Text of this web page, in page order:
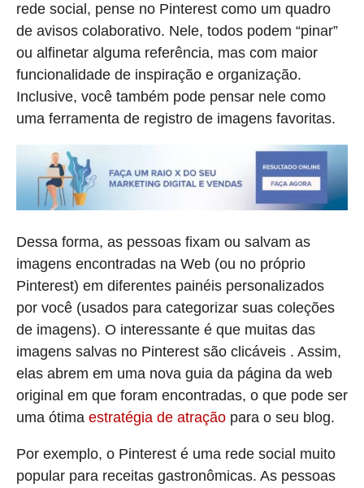
rede social, pense no Pinterest como um quadro
de avisos colaborativo. Nele, todos podem “pinar”
ou alfinetar alguma referência, mas com maior
funcionalidade de inspiração e organização.
Inclusive, você também pode pensar nele como
uma ferramenta de registro de imagens favoritas.
Dessa forma, as pessoas fixam ou salvam as
imagens encontradas na Web (ou no próprio
Pinterest) em diferentes painéis personalizados
por você (usados ​​para categorizar suas coleções
de imagens). O interessante é que muitas das
imagens salvas no Pinterest são clicáveis ​. Assim,
elas abrem em uma nova guia da página da web
original em que foram encontradas, o que pode ser
uma ótima estratégia de atração para o seu blog.
Por exemplo, o Pinterest é uma rede social muito
popular para receitas gastronômicas. As pessoas